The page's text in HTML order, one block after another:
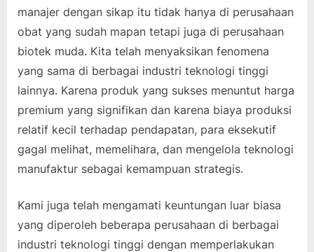
manajer dengan sikap itu tidak hanya di perusahaan
obat yang sudah mapan tetapi juga di perusahaan
biotek muda. Kita telah menyaksikan fenomena
yang sama di berbagai industri teknologi tinggi
lainnya. Karena produk yang sukses menuntut harga
premium yang signifikan dan karena biaya produksi
relatif kecil terhadap pendapatan, para eksekutif
gagal melihat, memelihara, dan mengelola teknologi
manufaktur sebagai kemampuan strategis.
Kami juga telah mengamati keuntungan luar biasa
yang diperoleh beberapa perusahaan di berbagai
industri teknologi tinggi dengan memperlakukan